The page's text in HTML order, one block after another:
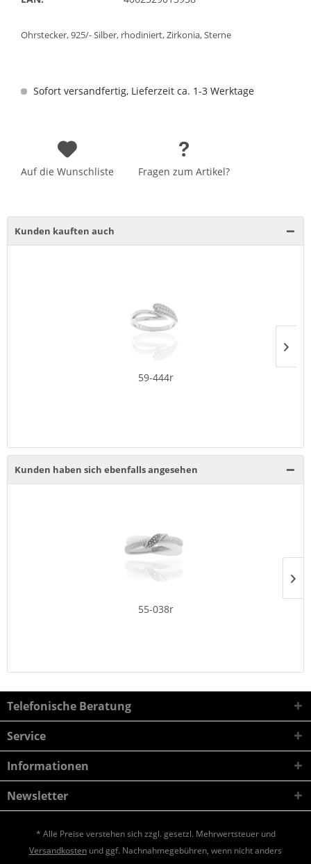
Ohrstecker, 925/- Silber, rhodiniert, Zirkonia, Sterne
Sofort versandfertig, Lieferzeit ca. 1-3 Werktage
Auf die Wunschliste Fragen zum Artikel?
Kunden kauften auch
59-444r
Kunden haben sich ebenfalls angesehen
55-038r
Telefonische Beratung
Service
Informationen
Newsletter
* Alle Preise verstehen sich zzgl. gesetzl. Mehrwertsteuer und
Versandkosten und ggf. Nachnahmegebühren, wenn nicht anders